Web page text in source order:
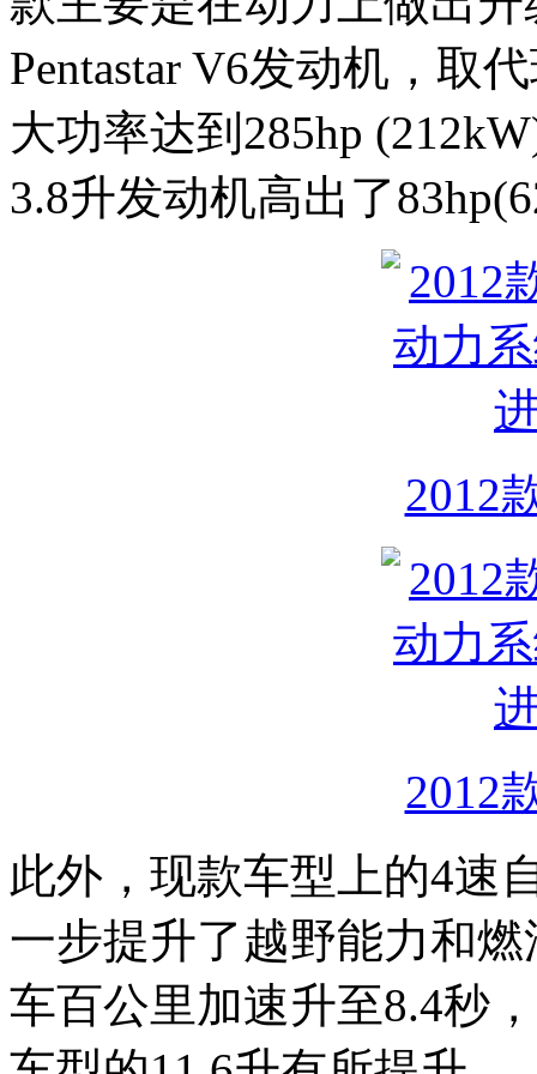
Pentastar V6发动机，取
大功率达到285hp
3.8升发动机高出了
2012
2012
此外，现款车型上的4速
一步提升了越野能力和
车百公里加速升至8.4秒